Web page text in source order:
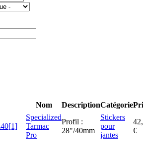
Nom DescriptionCatégorie
Specialized
Tarmac
Pro
Profil :
28"/40mm
Stickers
pour
jantes
€